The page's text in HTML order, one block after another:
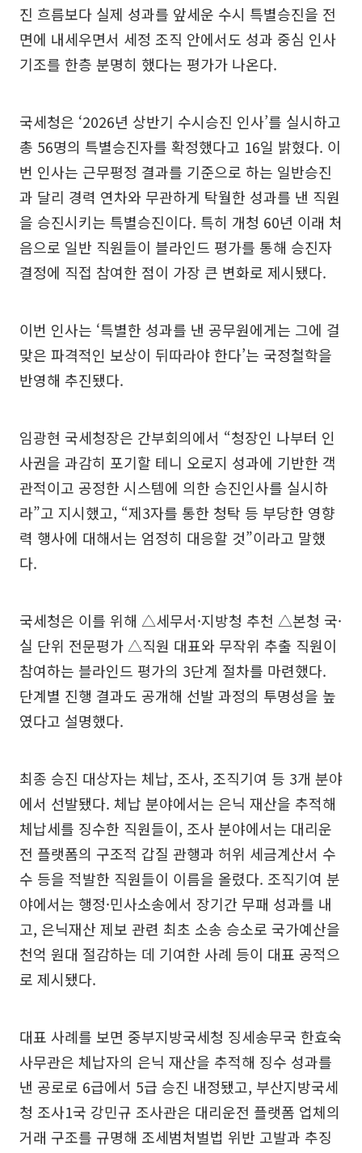
진 흐름보다 실제 성과를 앞세운 수시 특별승진을 전
면에 내세우면서 세정 조직 안에서도 성과 중심 인사
기조를 한층 분명히 했다는 평가가 나온다.
국세청은 ‘2026년 상반기 수시승진 인사’를 실시하고
총 56명의 특별승진자를 확정했다고 16일 밝혔다. 이
번 인사는 근무평정 결과를 기준으로 하는 일반승진
과 달리 경력 연차와 무관하게 탁월한 성과를 낸 직원
을 승진시키는 특별승진이다. 특히 개청 60년 이래 처
음으로 일반 직원들이 블라인드 평가를 통해 승진자
결정에 직접 참여한 점이 가장 큰 변화로 제시됐다.
이번 인사는 ‘특별한 성과를 낸 공무원에게는 그에 걸
맞은 파격적인 보상이 뒤따라야 한다’는 국정철학을
반영해 추진됐다.
임광현 국세청장은 간부회의에서 “청장인 나부터 인
사권을 과감히 포기할 테니 오로지 성과에 기반한 객
관적이고 공정한 시스템에 의한 승진인사를 실시하
라”고 지시했고, “제3자를 통한 청탁 등 부당한 영향
력 행사에 대해서는 엄정히 대응할 것”이라고 말했
다.
국세청은 이를 위해 △세무서·지방청 추천 △본청 국·
실 단위 전문평가 △직원 대표와 무작위 추출 직원이
참여하는 블라인드 평가의 3단계 절차를 마련했다.
단계별 진행 결과도 공개해 선발 과정의 투명성을 높
였다고 설명했다.
최종 승진 대상자는 체납, 조사, 조직기여 등 3개 분야
에서 선발됐다. 체납 분야에서는 은닉 재산을 추적해
체납세를 징수한 직원들이, 조사 분야에서는 대리운
전 플랫폼의 구조적 갑질 관행과 허위 세금계산서 수
수 등을 적발한 직원들이 이름을 올렸다. 조직기여 분
야에서는 행정·민사소송에서 장기간 무패 성과를 내
고, 은닉재산 제보 관련 최초 소송 승소로 국가예산을
천억 원대 절감하는 데 기여한 사례 등이 대표 공적으
로 제시됐다.
대표 사례를 보면 중부지방국세청 징세송무국 한효숙
사무관은 체납자의 은닉 재산을 추적해 징수 성과를
낸 공로로 6급에서 5급 승진 내정됐고, 부산지방국세
청 조사1국 강민규 조사관은 대리운전 플랫폼 업체의
거래 구조를 규명해 조세범처벌법 위반 고발과 추징